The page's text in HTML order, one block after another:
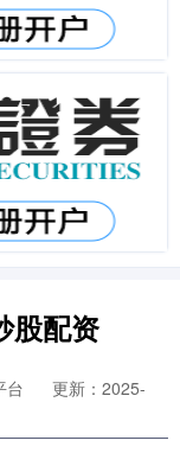
股配资
台
更新：2025-